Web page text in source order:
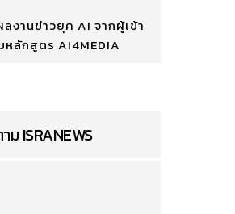
ลงานข่าวยุค AI จากผู้เข้า
หลักสูตร AI4MEDIA
ม ISRANEWS